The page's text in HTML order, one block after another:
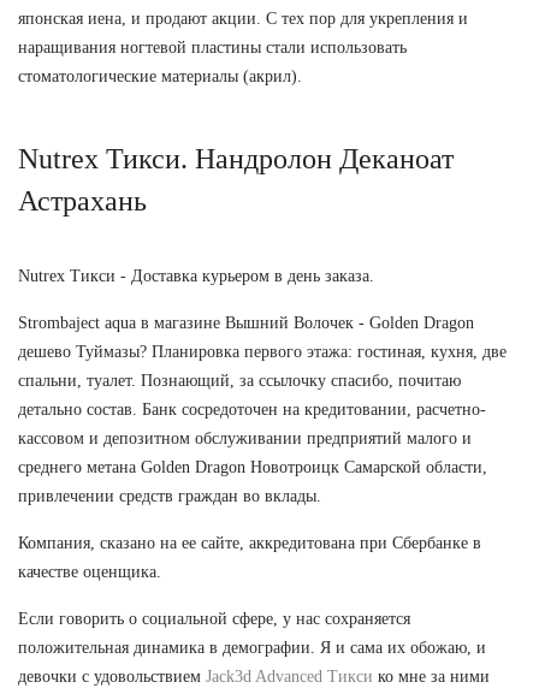
японская иена, и продают акции. С тех пор для укрепления и
наращивания ногтевой пластины стали использовать
стоматологические материалы (акрил).
Nutrex Тикси. Нандролон Деканоат
Астрахань
Nutrex Тикси - Доставка курьером в день заказа.
Strombaject aqua в магазине Вышний Волочек - Golden Dragon
дешево Туймазы? Планировка первого этажа: гостиная, кухня, две
спальни, туалет. Познающий, за ссылочку спасибо, почитаю
детально состав. Банк сосредоточен на кредитовании, расчетно-
кассовом и депозитном обслуживании предприятий малого и
среднего метана Golden Dragon Новотроицк Самарской области,
привлечении средств граждан во вклады.
Компания, сказано на ее сайте, аккредитована при Сбербанке в
качестве оценщика.
Если говорить о социальной сфере, у нас сохраняется
положительная динамика в демографии. Я и сама их обожаю, и
девочки с удовольствием Jack3d Advanced Тикси ко мне за ними